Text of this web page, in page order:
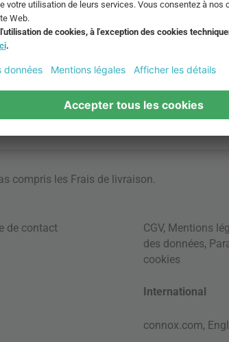
compris les Frais de livraison.
de contact CGV, Mentions
des données,
cookies
International
connox.com,